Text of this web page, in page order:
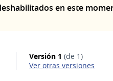
en este
Versión 1 (de 1)
ver otras versiones